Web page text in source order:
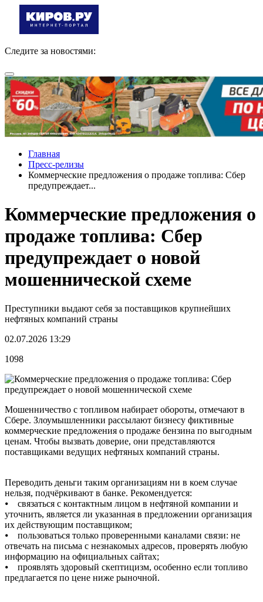
Следите за новостями:
Главная
Пресс-релизы
Коммерческие предложения о продаже топлива: Сбер
предупреждает...
Коммерческие предложения о
продаже топлива: Сбер
предупреждает о новой
мошеннической схеме
Преступники выдают себя за поставщиков крупнейших
нефтяных компаний страны
02.07.2026 13:29
1098
Мошенничество с топливом набирает обороты, отмечают в
Сбере. Злоумышленники рассылают бизнесу фиктивные
коммерческие предложения о продаже бензина по выгодным
ценам. Чтобы вызвать доверие, они представляются
поставщиками ведущих нефтяных компаний страны.
Переводить деньги таким организациям ни в коем случае
нельзя, подчёркивают в банке. Рекомендуется:
⦁ связаться с контактным лицом в нефтяной компании и
уточнить, является ли указанная в предложении организация
их действующим поставщиком;
⦁ пользоваться только проверенными каналами связи: не
отвечать на письма с незнакомых адресов, проверять любую
информацию на официальных сайтах;
⦁ проявлять здоровый скептицизм, особенно если топливо
предлагается по цене ниже рыночной.